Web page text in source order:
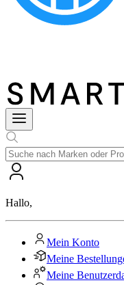
Hallo,
Mein Konto
Meine
Meine